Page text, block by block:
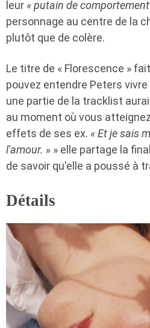
leur « putain de
personnage au centre de la
plutôt que de colère.
Le titre de « Florescence »
pouvez entendre Peters
une partie de la tracklist
au moment où vous
effets de ses ex. « Et je sais
l'amour. » » elle partage la
de savoir qu'elle a poussé à
Détails